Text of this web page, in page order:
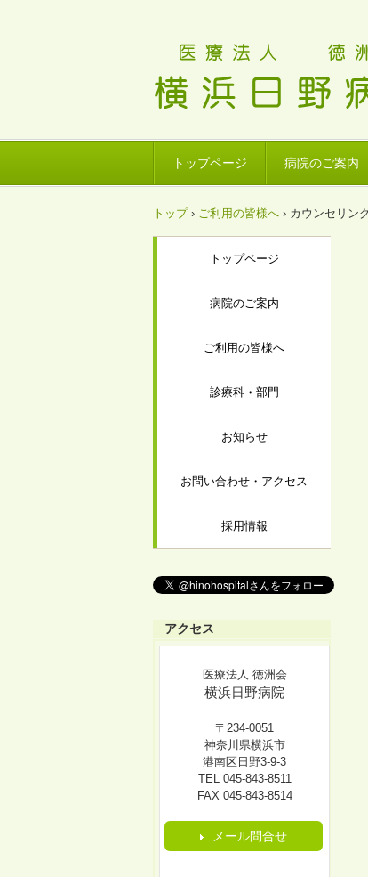
トップページ 病院のご案内
トップ › ご利用の皆様へ › カウンセリン
トップページ
病院のご案内
ご利用の皆様へ
診療科・部門
お知らせ
お問い合わせ・アクセス
採用情報
アクセス
医療法人 徳洲会
横浜日野病院
〒234-0051
神奈川県横浜市
港南区日野3-9-3
TEL 045-843-8511
FAX 045-843-8514
メール問合せ